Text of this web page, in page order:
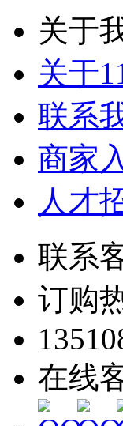
关于
关于
联系
商家
人才
联系
订购
在线